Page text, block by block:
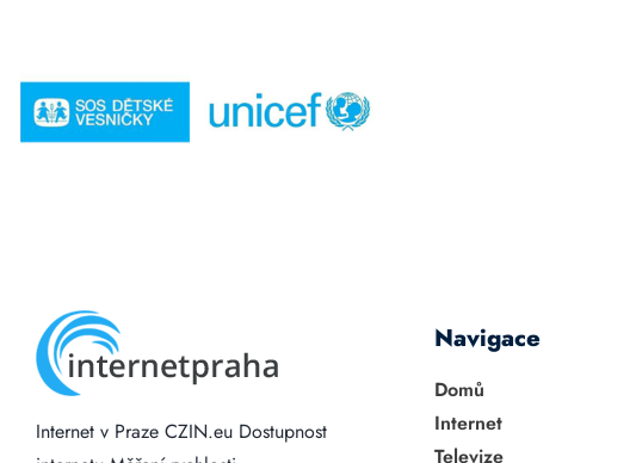
Internet v Praze CZIN.eu Dostupnost
Navigace
Domů
Internet
Televize